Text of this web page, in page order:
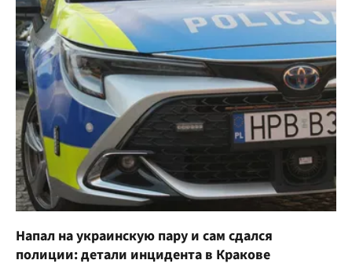
Напал на украинскую пару и сам сдался
полиции: детали инцидента в Кракове